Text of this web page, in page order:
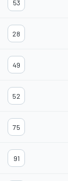
53
28
49
52
75
91